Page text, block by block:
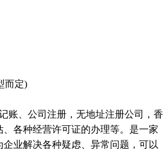
而定)
账、公司注册，无地址注册公司，香
各种经营许可证的办理等。是一家
业解决各种疑虑、异常问题，可以